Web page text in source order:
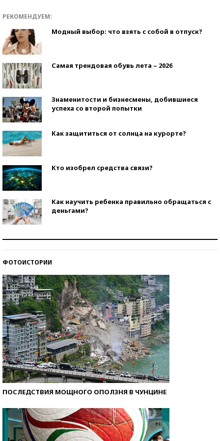
РЕКОМЕНДУЕМ:
Модный выбор: что взять с собой в отпуск?
Самая трендовая обувь лета – 2026
Знаменитости и бизнесмены, добившиеся
успеха со второй попытки
Как защититься от солнца на курорте?
Кто изобрел средства связи?
Как научить ребенка правильно обращаться с
деньгами?
ФОТОИСТОРИИ
ПОСЛЕДСТВИЯ МОЩНОГО ОПОЛЗНЯ В ЧУНЦИНЕ